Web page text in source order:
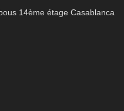
14ème étage Casablanca